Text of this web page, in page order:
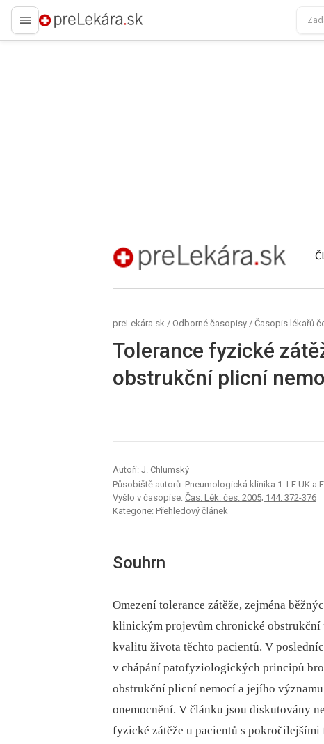
preLekára.sk
preLekára.sk
preLekára.sk / Odborné časopisy / Časopis lékařů
Tolerance fyzické
obstrukční plicní
Autoři: J. Chlumský
Působiště autorů: Pneumologická klinika 1. LF UK a
Vyšlo v časopise: Čas. Lék. čes. 2005; 144: 372-376
Kategorie: Přehledový článek
Souhrn
Omezení tolerance zátěže, zejména
klinickým projevům chronické
kvalitu života těchto pacientů. V
v chápání patofyziologických principů
obstrukční plicní nemocí a jejího
onemocnění. V článku jsou diskutovány
fyzické zátěže u pacientů s